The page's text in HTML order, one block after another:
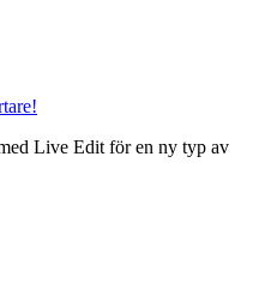
Live Edit för en ny typ av